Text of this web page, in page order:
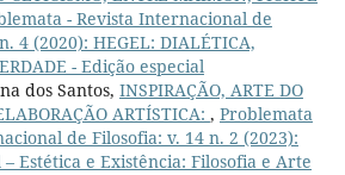
- Revista Internacional de
4 (2020): HEGEL: DIALÉTICA,
- Edição especial
dos Santos, INSPIRAÇÃO, ARTE DO
ARTÍSTICA: , Problemata
de Filosofia: v. 14 n. 2 (2023):
– Estética e Existência: Filosofia e Arte